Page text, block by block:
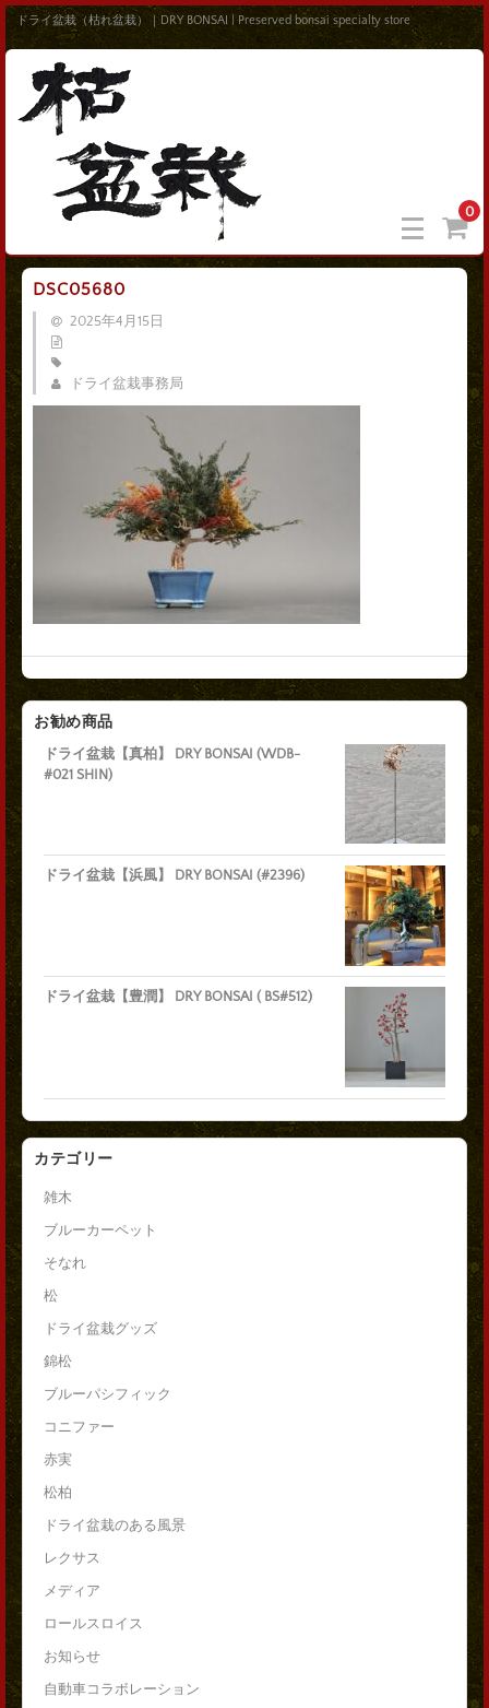
ドライ盆栽（枯れ盆栽）｜DRY BONSAI | Preserved bonsai specialty store
0
DSC05680
2025年4月15日
ドライ盆栽事務局
お勧め商品
ドライ盆栽【真柏】 DRY BONSAI (WDB-
#021 SHIN)
ドライ盆栽【浜風】 DRY BONSAI (#2396)
ドライ盆栽【豊潤】 DRY BONSAI ( BS#512)
カテゴリー
雑木
ブルーカーペット
そなれ
松
ドライ盆栽グッズ
錦松
ブルーパシフィック
コニファー
赤実
松柏
ドライ盆栽のある風景
レクサス
メディア
ロールスロイス
お知らせ
自動車コラボレーション